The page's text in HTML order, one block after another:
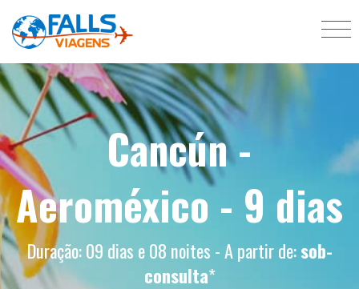
Cancún -
Aeroméxico - 9 dias
Duração: 09 dias e 08 noites - A partir de:sob-
consulta*